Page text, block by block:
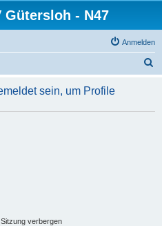
Gütersloh - N47
Anmelden
h
sein, um Profile
verbergen